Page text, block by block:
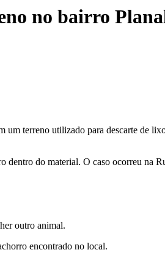
no bairro
terreno utilizado para descarte de
dentro do material. O caso ocorreu na
outro animal.
encontrado no local.